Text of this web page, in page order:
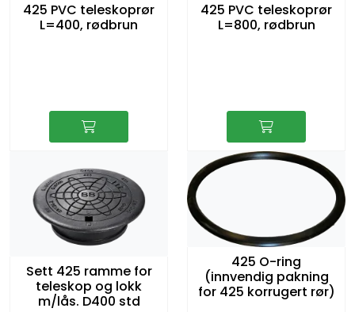
425 PVC teleskoprør
L=400, rødbrun
425 PVC teleskoprør
L=800, rødbrun
Sett 425 ramme for
teleskop og lokk
m/lås. D400 std
425 O-ring
(innvendig pakning
for 425 korrugert rør)